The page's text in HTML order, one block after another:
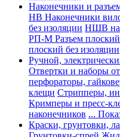
Наконечники и
НВ Наконечники
без изоляции НШВ
РП-М Разъем плоский
плоский без изоляции
Ручной,
Отвертки и наборы
перфораторы,
клещи Стрипперы,
Кримперы и пресс-
наконечников ...
Краски, грунтовки,